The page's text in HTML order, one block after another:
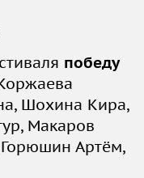
победу
Шохина Кира,
Макаров
Артём,